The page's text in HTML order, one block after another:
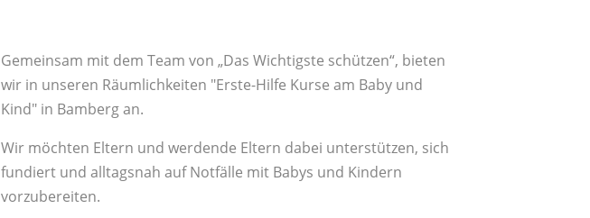
Gemeinsam mit dem Team von „Das Wichtigste schützen“, bieten
wir in unseren Räumlichkeiten "Erste-Hilfe Kurse am Baby und
Kind" in Bamberg an.
Wir möchten Eltern und werdende Eltern dabei unterstützen, sich
fundiert und alltagsnah auf Notfälle mit Babys und Kindern
vorzubereiten.